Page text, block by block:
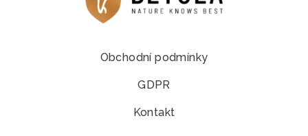
Obchodní podmínky
GDPR
Kontakt